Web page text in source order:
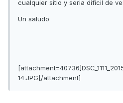
cualquier sitio y seria dificil de
Un saludo
14.JPG[/attachment]